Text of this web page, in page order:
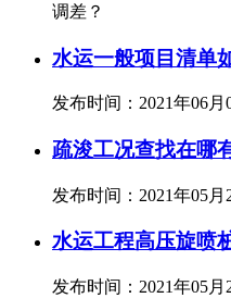
调差？
水运一般项目清单
发布时间：2021年06
疏浚工况查找在哪
发布时间：2021年05
水运工程高压旋喷
发布时间：2021年05